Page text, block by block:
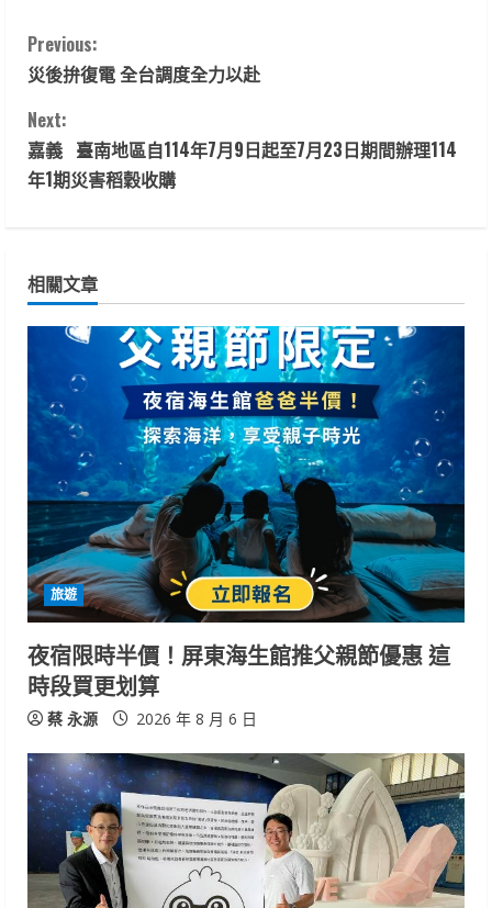
C
o
n
t
n
u
e
R
e
a
d
i
n
g
Previous:
災後拚復電 全台調度全力以赴
Next:
嘉義 臺南地區自114年7月9日起至7月23日期間辦理114
年1期災害稻穀收購
相關文章
旅遊
夜宿限時半價！屏東海生館推父親節優惠 這
時段買更划算
蔡 永源 2026 年 8 月 6 日